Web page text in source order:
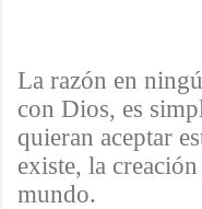
La razón en
con Dios, es
quieran aceptar
existe, la
mundo.